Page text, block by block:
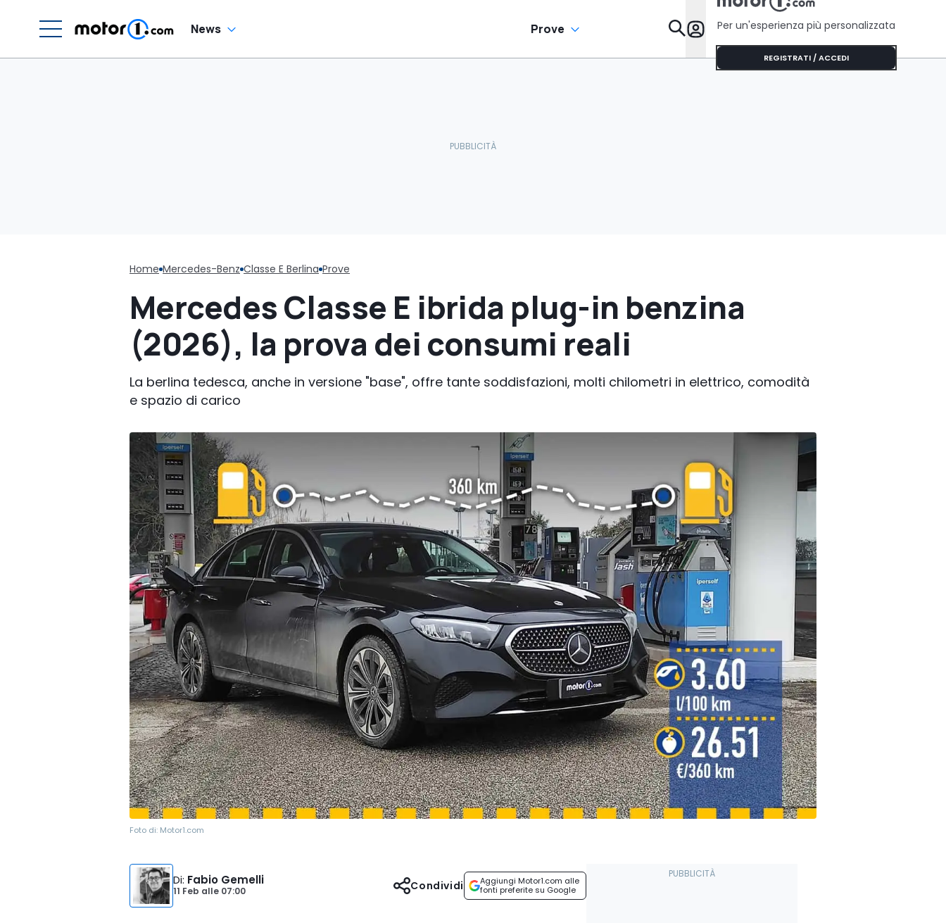
News Prove Da Sapere
Per un'esperienza più personalizzata
REGISTRATI / ACCEDI
Home Mercedes-Benz Classe E Berlina Prove
Mercedes Classe E ibrida plug-in benzina
(2026), la prova dei consumi reali
La berlina tedesca, anche in versione "base", offre tante soddisfazioni, molti chilometri in elettrico, comodità
e spazio di carico
Foto di: Motor1.com
Di: Fabio Gemelli
11 Feb alle 07:00
Aggiungi Motor1.com alle
fonti preferite su Google
Condividi